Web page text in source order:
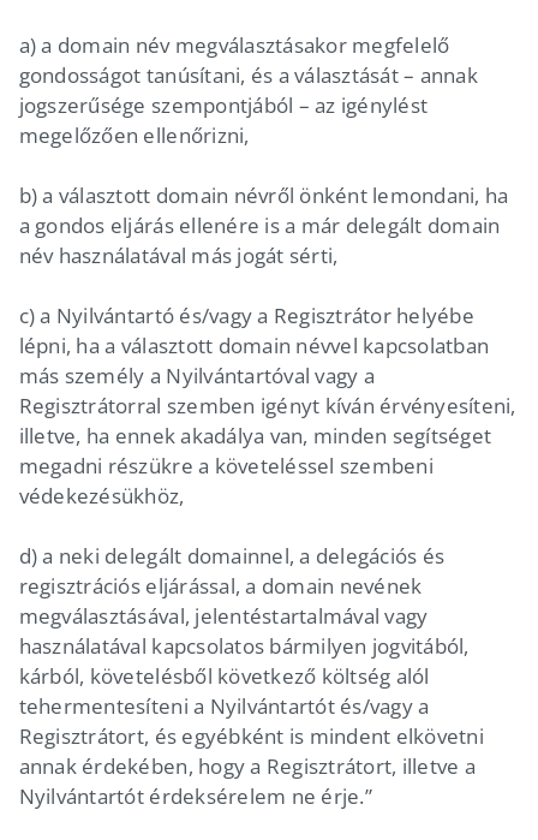
a) a domain név megválasztásakor megfelelő
gondosságot tanúsítani, és a választását – annak
jogszerűsége szempontjából – az igénylést
megelőzően ellenőrizni,
b) a választott domain névről önként lemondani, ha
a gondos eljárás ellenére is a már delegált domain
név használatával más jogát sérti,
c) a Nyilvántartó és/vagy a Regisztrátor helyébe
lépni, ha a választott domain névvel kapcsolatban
más személy a Nyilvántartóval vagy a
Regisztrátorral szemben igényt kíván érvényesíteni,
illetve, ha ennek akadálya van, minden segítséget
megadni részükre a követeléssel szembeni
védekezésükhöz,
d) a neki delegált domainnel, a delegációs és
regisztrációs eljárással, a domain nevének
megválasztásával, jelentéstartalmával vagy
használatával kapcsolatos bármilyen jogvitából,
kárból, követelésből következő költség alól
tehermentesíteni a Nyilvántartót és/vagy a
Regisztrátort, és egyébként is mindent elkövetni
annak érdekében, hogy a Regisztrátort, illetve a
Nyilvántartót érdeksérelem ne érje.”